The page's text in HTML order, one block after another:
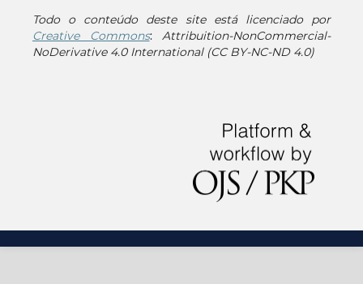
Todo o conteúdo deste site está licenciado por
Creative Commons: Attribuition-NonCommercial-
NoDerivative 4.0 International (CC BY-NC-ND 4.0)